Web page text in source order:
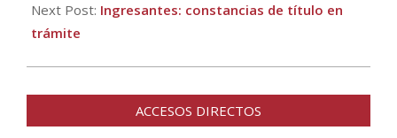
Next Post: Ingresantes: constancias de título en
trámite
ACCESOS DIRECTOS